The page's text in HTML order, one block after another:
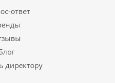
ответ
директору